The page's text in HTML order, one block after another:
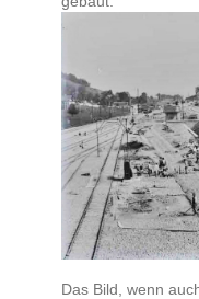
Das Bild, wenn